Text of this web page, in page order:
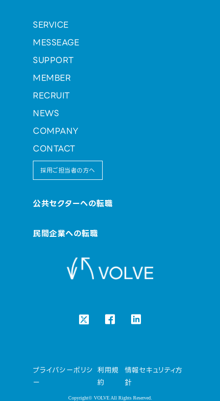
SERVICE
MESSEAGE
SUPPORT
MEMBER
RECRUIT
NEWS
COMPANY
CONTACT
採用ご担当者の方へ
公共セクターへの転職
民間企業への転職
プライバシーポリシ
ー
利用規
約
情報セキュリティ方
針
Copyright© VOLVE All Rights Reserved.